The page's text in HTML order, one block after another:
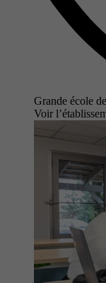
Grande école
Voir